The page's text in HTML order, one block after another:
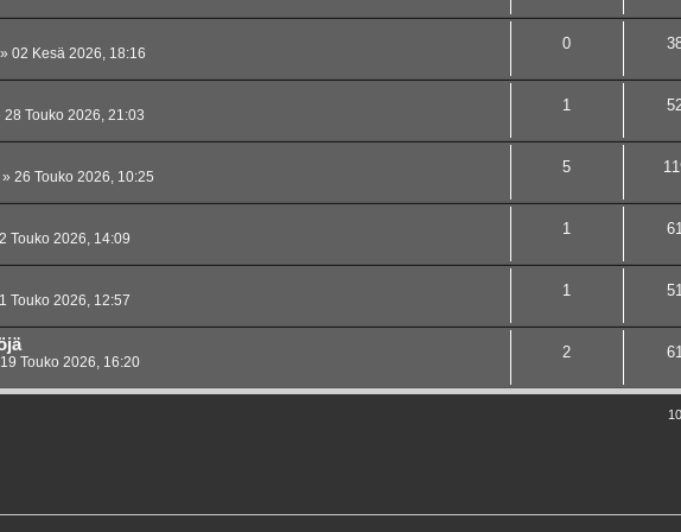
» 02 Kesä 2026, 18:16
0
28 Touko 2026, 21:03
1
» 26 Touko 2026, 10:25
5
Touko 2026, 14:09
1
Touko 2026, 12:57
1
19 Touko 2026, 16:20
2